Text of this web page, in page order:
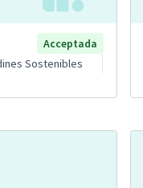
Acceptada
Sostenibles